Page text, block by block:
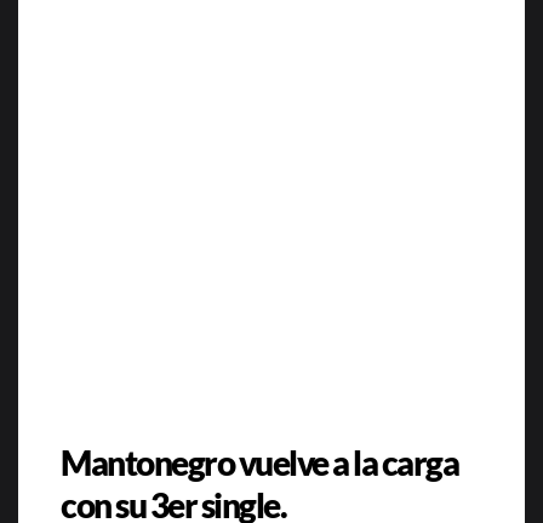
Mantonegro vuelve a la carga
con su 3er single.